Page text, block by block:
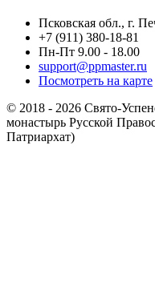
Псковская обл., г.
+7 (911) 380-18-81
Пн-Пт 9.00 - 18.00
support@ppmaster.ru
Посмотреть на карте
© 2018 - 2026 Свято-
монастырь Русской
Патриархат)